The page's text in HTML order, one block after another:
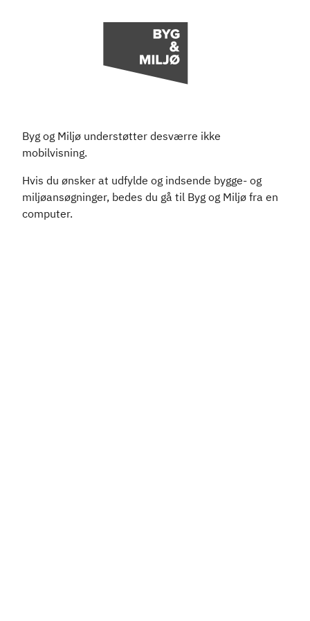
Byg og Miljø understøtter desværre ikke
mobilvisning.
Hvis du ønsker at udfylde og indsende bygge- og
miljøansøgninger, bedes du gå til Byg og Miljø fra en
computer.